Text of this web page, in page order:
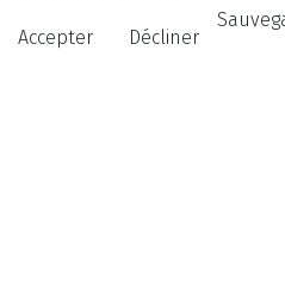
Accepter Décliner